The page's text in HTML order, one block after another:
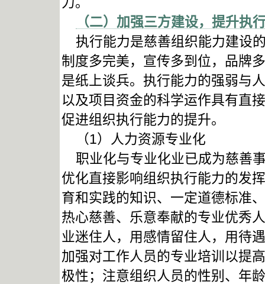
（二）加强三方建设，提升执
执行能力是慈善组织能力建设
制度多完美，宣传多到位，品牌
是纸上谈兵。执行能力的强弱与
以及项目资金的科学运作具有直
促进组织执行能力的提升。
（1）人力资源专业化
职业化与专业化业已成为慈善
优化直接影响组织执行能力的发
育和实践的知识、一定道德标准
热心慈善、乐意奉献的专业优秀
业迷住人，用感情留住人，用待
加强对工作人员的专业培训以提
极性；注意组织人员的性别、年